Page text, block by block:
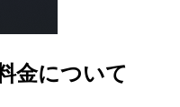
金について